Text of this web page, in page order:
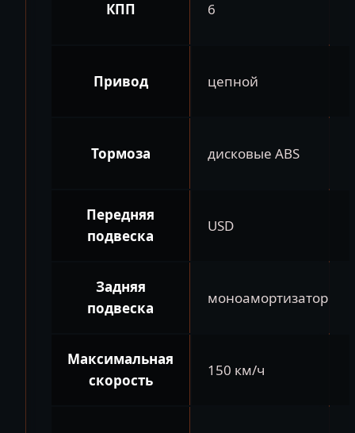
КПП 6
Привод цепной
Тормоза дисковые ABS
Передняя
подвеска
USD
Задняя
подвеска
моноамортизатор
Максимальная
скорость
150 км/ч